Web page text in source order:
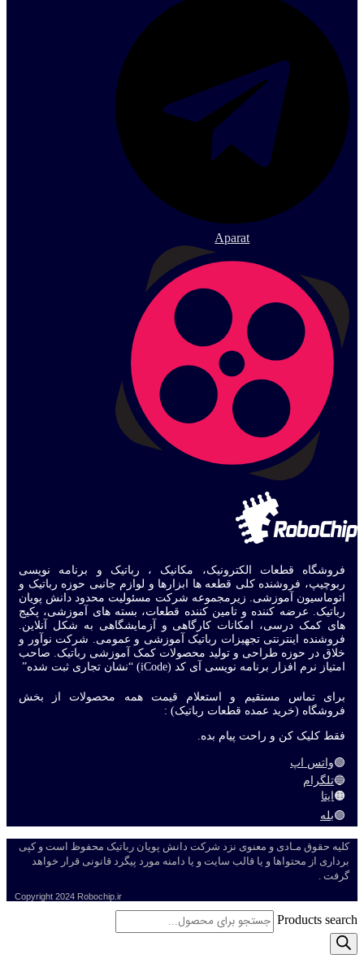
Aparat
فروشگاه قطعات الکترونیک، مکانیک ، رباتیک و برنامه نویسی
ربوچیپ، فروشنده کلی قطعه ها ابزارها و لوازم جانبی حوزه رباتیک و
اتوماسیون آموزشی. زیرمجموعه شرکت مسئولیت محدود دانش پویان
رباتیک. عرضه کننده و تامین کننده قطعات، بسته های آموزشی، پکیج
های کمک درسی، امکانات کارگاهی و آزمایشگاهی به شکل آنلاین.
فروشنده اینترنتی تجهیزات رباتیک آموزشی و عمومی. شرکت نوآور و
خلاق در حوزه طراحی و تولید محصولات کمک آموزشی رباتیک. صاحب
امتیاز نرم افزار برنامه نویسی آی کد (iCode) “نشان تجاری ثبت شده”
برای تماس مستقیم و استعلام قیمت همه محصولات از بخش
فروشگاه (خرید عمده قطعات رباتیک) :
فقط کلیک کن و راحت پیام بده.
🟢واتس اپ
🔵تلگرام
🟠ایتا
🟣بله
کلیه حقوق مـادی و معنوی نزد شرکت دانش پویان رباتیک محفوظ است و کپی
برداری از محتواها و یا قالب سایت و یا دامنه مورد پیگرد قانونی قرار خواهد
گرفت .
Copyright 2024 Robochip.ir
Products search